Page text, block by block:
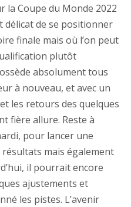
la Coupe du Monde 2022
délicat de se positionner
finale mais où l’on peut
plutôt
absolument tous
à nouveau, et avec un
les retours des quelques
fière allure. Reste à
pour lancer une
mais également
il pourrait encore
ajustements et
les pistes. L’avenir